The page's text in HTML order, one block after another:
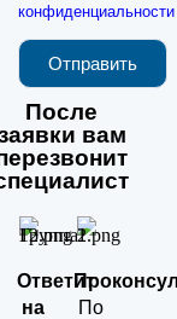
конфиденциальности
Отправить
После
вам
Ответит
на
По